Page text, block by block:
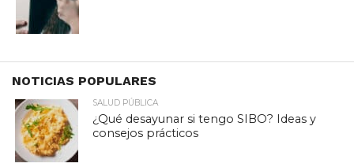
NOTICIAS POPULARES
SALUD PÚBLICA
¿Qué desayunar si tengo SIBO? Ideas y
consejos prácticos